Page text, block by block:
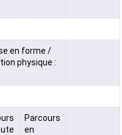
en forme /
physique :
Parcours
en